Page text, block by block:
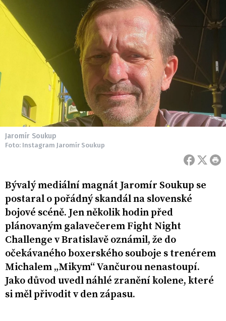
Jaromír Soukup
Foto: Instagram Jaromír Soukup
Bývalý mediální magnát Jaromír Soukup se
postaral o pořádný skandál na slovenské
bojové scéně. Jen několik hodin před
plánovaným galavečerem Fight Night
Challenge v Bratislavě oznámil, že do
očekávaného boxerského souboje s trenérem
Michalem „Mikym“ Vančurou nenastoupí.
Jako důvod uvedl náhlé zranění kolene, které
si měl přivodit v den zápasu.